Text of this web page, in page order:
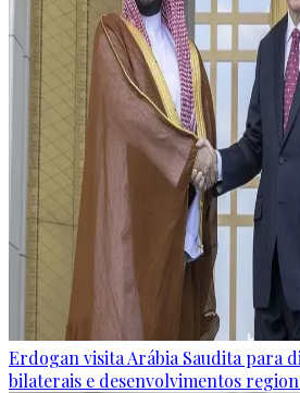
Erdogan visita Arábia Saudita para
bilaterais e desenvolvimentos